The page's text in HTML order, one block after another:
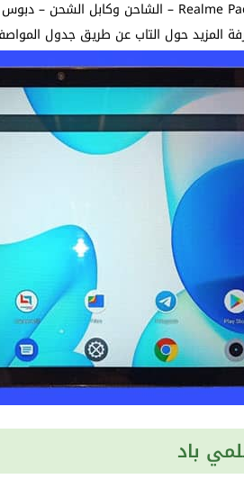
المزيد حول التاب عن طريق جدول
باد